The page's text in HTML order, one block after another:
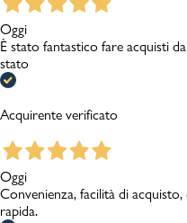
Oggi
È stato fantastico fare acquisti
stato
Acquirente verificato
Oggi
Convenienza, facilità di
rapida.